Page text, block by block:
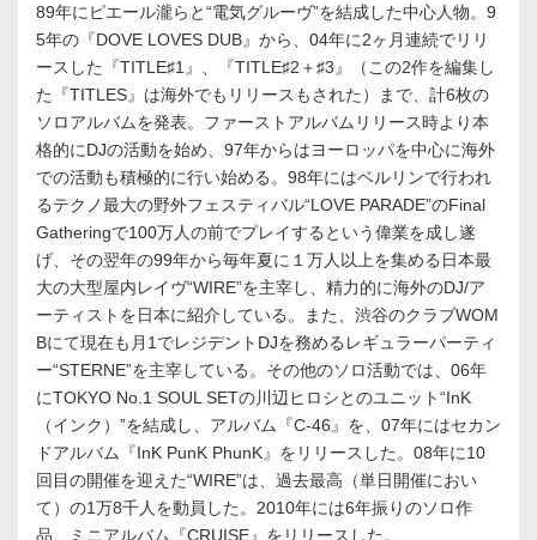
89年にピエール瀧らと“電気グルーヴ”を結成した中心人物。9
5年の『DOVE LOVES DUB』から、04年に2ヶ月連続でリリ
ースした『TITLE♯1』、『TITLE♯2＋♯3』（この2作を編集し
た『TITLES』は海外でもリリースもされた）まで、計6枚の
ソロアルバムを発表。ファーストアルバムリリース時より本
格的にDJの活動を始め、97年からはヨーロッパを中心に海外
での活動も積極的に行い始める。98年にはベルリンで行われ
るテクノ最大の野外フェスティバル“LOVE PARADE”のFinal
Gatheringで100万人の前でプレイするという偉業を成し遂
げ、その翌年の99年から毎年夏に１万人以上を集める日本最
大の大型屋内レイヴ“WIRE”を主宰し、精力的に海外のDJ/ア
ーティストを日本に紹介している。また、渋谷のクラブWOM
Bにて現在も月1でレジデントDJを務めるレギュラーパーティ
ー“STERNE”を主宰している。その他のソロ活動では、06年
にTOKYO No.1 SOUL SETの川辺ヒロシとのユニット“InK
（インク）”を結成し、アルバム『C-46』を、07年にはセカン
ドアルバム『InK PunK PhunK』をリリースした。08年に10
回目の開催を迎えた“WIRE”は、過去最高（単日開催におい
て）の1万8千人を動員した。2010年には6年振りのソロ作
品、ミニアルバム『CRUISE』をリリースした。